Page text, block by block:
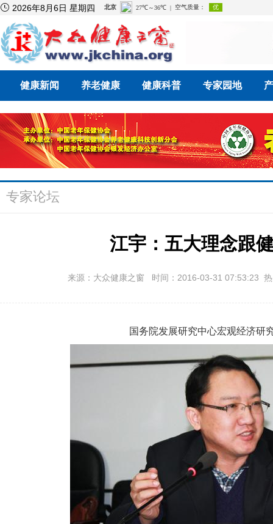
 2026年8月6日 星期四
健康新闻 养老健康 健康科普 专家园地
专家论坛
江宇：五大理念跟
来源：大众健康之窗 时间：2016-03-31 07:53:23
国务院发展研究中心宏观经济研